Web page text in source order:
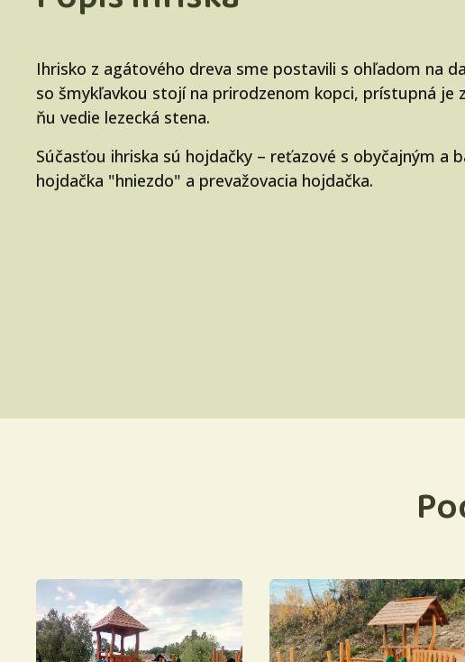
Ihrisko z agátového dreva sme postavili s ohľadom na
so šmykľavkou stojí na prirodzenom kopci, prístupná je
ňu vedie lezecká stena.
Súčasťou ihriska sú hojdačky – reťazové s obyčajným a
hojdačka "hniezdo" a prevažovacia hojdačka.